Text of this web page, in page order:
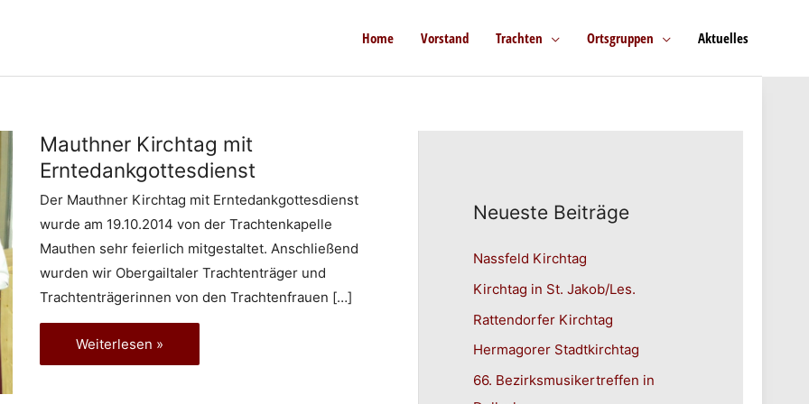
Home Vorstand Trachten Ortsgruppen Aktuelles
Mauthner Kirchtag mit
Erntedankgottesdienst
Der Mauthner Kirchtag mit Erntedankgottesdienst
wurde am 19.10.2014 von der Trachtenkapelle
Mauthen sehr feierlich mitgestaltet. Anschließend
wurden wir Obergailtaler Trachtenträger und
Trachtenträgerinnen von den Trachtenfrauen […]
Mauthner
Kirchtag
Weiterlesen »
Neueste Beiträge
Nassfeld Kirchtag
Kirchtag in St. Jakob/Les.
Rattendorfer Kirchtag
Hermagorer Stadtkirchtag
66. Bezirksmusikertreffen in